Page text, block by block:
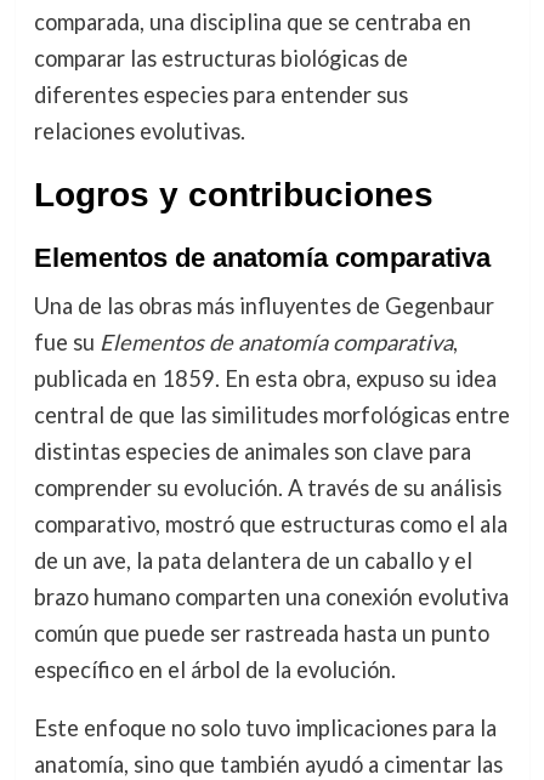
comparada, una disciplina que se centraba en
comparar las estructuras biológicas de
diferentes especies para entender sus
relaciones evolutivas.
Logros y contribuciones
Elementos de anatomía comparativa
Una de las obras más influyentes de Gegenbaur
fue su Elementos de anatomía comparativa,
publicada en 1859. En esta obra, expuso su idea
central de que las similitudes morfológicas entre
distintas especies de animales son clave para
comprender su evolución. A través de su análisis
comparativo, mostró que estructuras como el ala
de un ave, la pata delantera de un caballo y el
brazo humano comparten una conexión evolutiva
común que puede ser rastreada hasta un punto
específico en el árbol de la evolución.
Este enfoque no solo tuvo implicaciones para la
anatomía, sino que también ayudó a cimentar las